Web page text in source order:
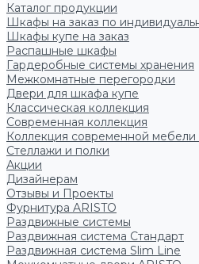
Каталог продукции
Шкафы на заказ по
Шкафы купе на заказ
Распашные шкафы
Гардеробные системы хранения
Межкомнатные перегородки
Двери для шкафа купе
Классическая коллекция
Современная коллекция
Коллекция современной мебели
Стеллажи и полки
Акции
Дизайнерам
Отзывы и Проекты
Фурнитура ARISTO
Раздвижные системы
Раздвижная система Стандарт
Раздвижная система Slim Line